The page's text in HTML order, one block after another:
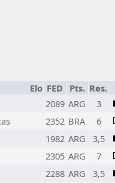
Elo FED Pts. Res.
2089 ARG 3
2352 BRA 6
1982 ARG 3,5
2305 ARG 7
2288 ARG 3,5